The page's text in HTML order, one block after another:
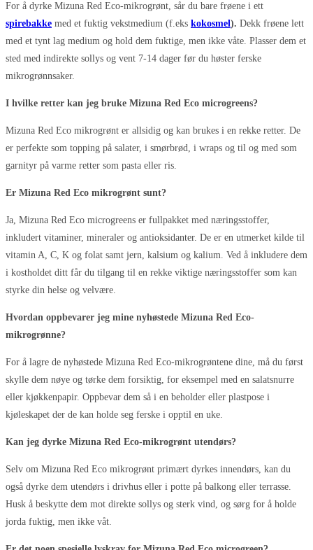
For å dyrke Mizuna Red Eco-mikrogrønt, sår du bare frøene i ett
spirebakke med et fuktig vekstmedium (f.eks kokosmel). Dekk frøene lett
med et tynt lag medium og hold dem fuktige, men ikke våte. Plasser dem et
sted med indirekte sollys og vent 7-14 dager før du høster ferske
mikrogrønnsaker.
I hvilke retter kan jeg bruke Mizuna Red Eco microgreens?
Mizuna Red Eco mikrogrønt er allsidig og kan brukes i en rekke retter. De
er perfekte som topping på salater, i smørbrød, i wraps og til og med som
garnityr på varme retter som pasta eller ris.
Er Mizuna Red Eco mikrogrønt sunt?
Ja, Mizuna Red Eco microgreens er fullpakket med næringsstoffer,
inkludert vitaminer, mineraler og antioksidanter. De er en utmerket kilde til
vitamin A, C, K og folat samt jern, kalsium og kalium. Ved å inkludere dem
i kostholdet ditt får du tilgang til en rekke viktige næringsstoffer som kan
styrke din helse og velvære.
Hvordan oppbevarer jeg mine nyhøstede Mizuna Red Eco-
mikrogrønne?
For å lagre de nyhøstede Mizuna Red Eco-mikrogrøntene dine, må du først
skylle dem nøye og tørke dem forsiktig, for eksempel med en salatsnurre
eller kjøkkenpapir. Oppbevar dem så i en beholder eller plastpose i
kjøleskapet der de kan holde seg ferske i opptil en uke.
Kan jeg dyrke Mizuna Red Eco-mikrogrønt utendørs?
Selv om Mizuna Red Eco mikrogrønt primært dyrkes innendørs, kan du
også dyrke dem utendørs i drivhus eller i potte på balkong eller terrasse.
Husk å beskytte dem mot direkte sollys og sterk vind, og sørg for å holde
jorda fuktig, men ikke våt.